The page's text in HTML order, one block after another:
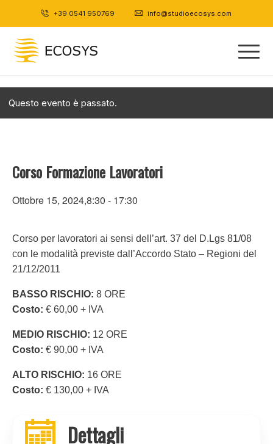
+39 0541 950769 info@studioecosys.com
Questo evento è passato.
Corso Formazione Lavoratori
Ottobre 15, 2024,8:30 - 17:30
Corso per lavoratori ai sensi dell’art. 37 del D.Lgs 81/08
con le modalità previste dall’Accordo Stato – Regioni del
21/12/2011
BASSO RISCHIO: 8 ORE
Costo: € 60,00 + IVA
MEDIO RISCHIO: 12 ORE
Costo: € 90,00 + IVA
ALTO RISCHIO: 16 ORE
Costo: € 130,00 + IVA
Dettagli